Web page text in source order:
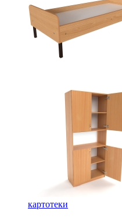
картотеки